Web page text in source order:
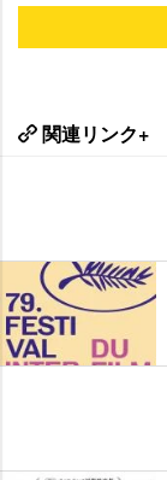
関連リンク+